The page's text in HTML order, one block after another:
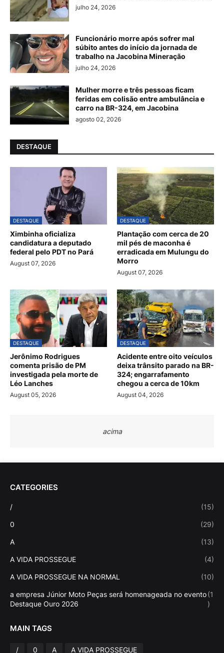
julho 24, 2026
Funcionário morre após sofrer mal
súbito antes do início da jornada de
trabalho na Jacobina Mineração
julho 24, 2026
Mulher morre e três pessoas ficam
feridas em colisão entre ambulância e
carro na BR-324, em Jacobina
agosto 02, 2026
DESTAQUE
DESTAQUE
Ximbinha oficializa
candidatura a deputado
federal pelo PDT no Pará
August 07, 2026
DESTAQUE
Plantação com cerca de 20
mil pés de maconha é
erradicada em Mulungu do
Morro
August 07, 2026
DESTAQUE
Jerônimo Rodrigues
comenta prisão de PM
investigada pela morte de
Léo Lanches
August 05, 2026
DESTAQUE
Acidente entre oito veículos
deixa trânsito parado na BR-
324; engarrafamento
chegou a cerca de 10km
August 04, 2026
acima
CATEGORIES
/ (15)
0 (29)
A (13)
A VIDA PROSSEGUE (4)
A VIDA PROSSEGUE NA NORMAL (10)
a empresa Júnior Moto Peças será homenageada no evento
Destaque Ouro 2026
(1
)
MAIN TAGS
/ 0 A
A VIDA PROSSEGUE